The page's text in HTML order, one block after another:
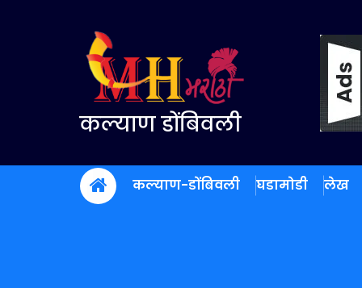
कल्याण डोंबिवली
कल्याण-डोंबिवली घडामोडी लेख